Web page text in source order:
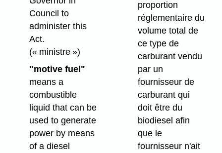
Council to
administer this
Act.
(« ministre »)
"motive fuel"
means a
combustible
liquid that can be
used to generate
power by means
of a diesel
proportion
réglementaire du
volume total de
ce type de
carburant vendu
par un
fournisseur de
carburant qui
doit être du
biodiesel afin
que le
fournisseur n'ait